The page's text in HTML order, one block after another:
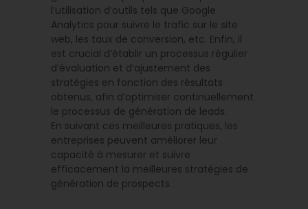
l’utilisation d’outils tels que Google
Analytics pour suivre le trafic sur le site
web, les taux de conversion, etc. Enfin, il
est crucial d’établir un processus régulier
d’évaluation et d’ajustement des
stratégies en fonction des résultats
obtenus, afin d’optimiser continuellement
le processus de génération de leads.
En suivant ces meilleures pratiques, les
entreprises peuvent améliorer leur
capacité à mesurer et suivre
efficacement la meilleures stratégies de
génération de prospects.